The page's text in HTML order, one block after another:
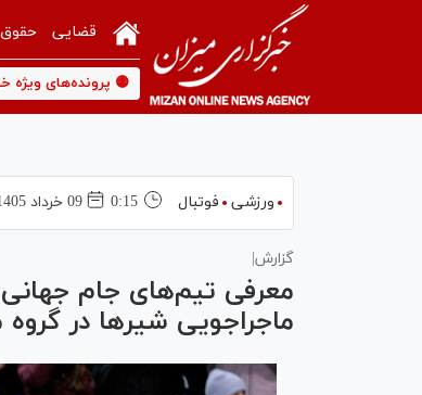
قضایی
🟡 پرونده‌های ویژه
ورزشی فوتبال 0:15 09 خرداد 1405
گزارش|
ماجراجویی شیر‌ها در